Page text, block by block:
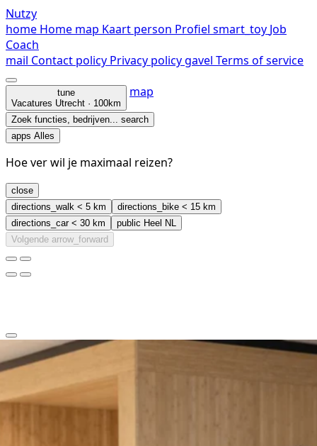
Nutzy
home Home map Kaart person Profiel smart_toy Job
Coach
mail Contact policy Privacy policygavel Terms of service
tune
Vacatures Utrecht · 100km
map
Zoek functies, bedrijven... search
apps Alles
Hoe ver wil je maximaal reizen?
close
directions_walk < 5 km directions_bike < 15 km
directions_car< 30 km public Heel NL
Volgende arrow_forward
clear arrow_back_ios_new
favorite